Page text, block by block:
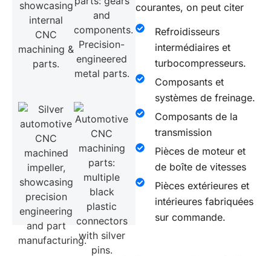
courantes, on peut citer
Refroidisseurs
intermédiaires et
turbocompresseurs.
Composants et
systèmes de freinage.
Composants de la
transmission
Pièces de moteur et
de boîte de vitesses
Pièces extérieures et
intérieures fabriquées
sur commande.